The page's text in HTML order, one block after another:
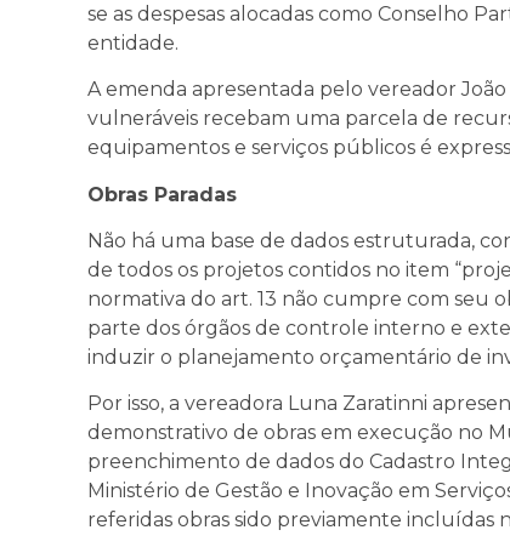
se as despesas alocadas como Conselho
entidade.
A emenda apresentada pelo vereador
vulneráveis recebam uma parcela de
equipamentos e serviços públicos é
Obras Paradas
Não há uma base de dados estruturada,
de todos os projetos contidos no item
normativa do art. 13 não cumpre com seu
parte dos órgãos de controle interno e
induzir o planejamento orçamentário de
Por isso, a vereadora Luna Zaratinni
demonstrativo de obras em execução no
preenchimento de dados do Cadastro
Ministério de Gestão e Inovação em
referidas obras sido previamente incluídas